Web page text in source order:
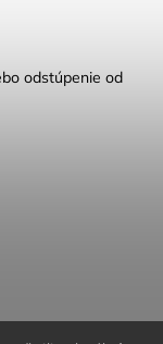
odstúpenie od